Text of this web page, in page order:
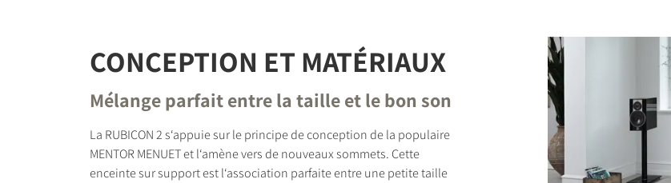
CONCEPTION ET MATÉRIAUX
Mélange parfait entre la taille et le bon son
La RUBICON 2 s‘appuie sur le principe de conception de la populaire
MENTOR MENUET et l‘amène vers de nouveaux sommets. Cette
enceinte sur support est l‘association parfaite entre une petite taille